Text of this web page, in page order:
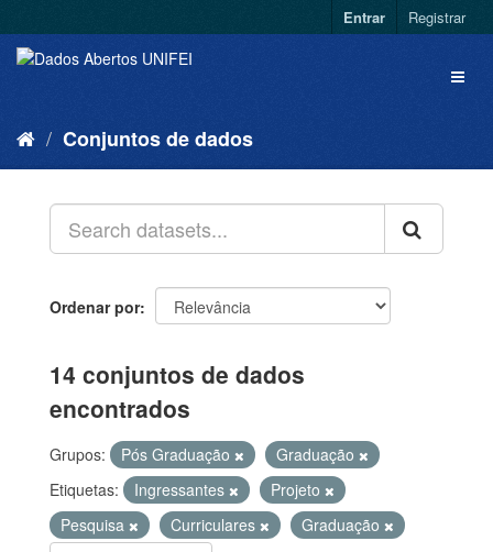
Entrar Registrar
Conjuntos de dados
Ordenar por
14 conjuntos de dados
encontrados
Grupos: Pós Graduação
Graduação
Etiquetas:
Ingressantes
Projeto
Pesquisa
Curriculares
Graduação